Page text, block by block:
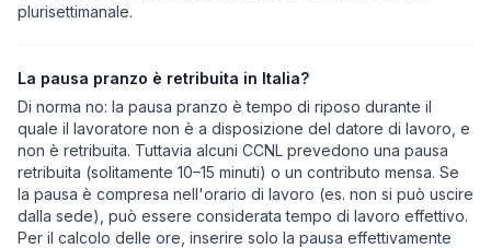
plurisettimanale.
La pausa pranzo è retribuita in Italia?
Di norma no: la pausa pranzo è tempo di riposo durante il
quale il lavoratore non è a disposizione del datore di lavoro, e
non è retribuita. Tuttavia alcuni CCNL prevedono una pausa
retribuita (solitamente 10–15 minuti) o un contributo mensa. Se
la pausa è compresa nell'orario di lavoro (es. non si può uscire
dalla sede), può essere considerata tempo di lavoro effettivo.
Per il calcolo delle ore, inserire solo la pausa effettivamente